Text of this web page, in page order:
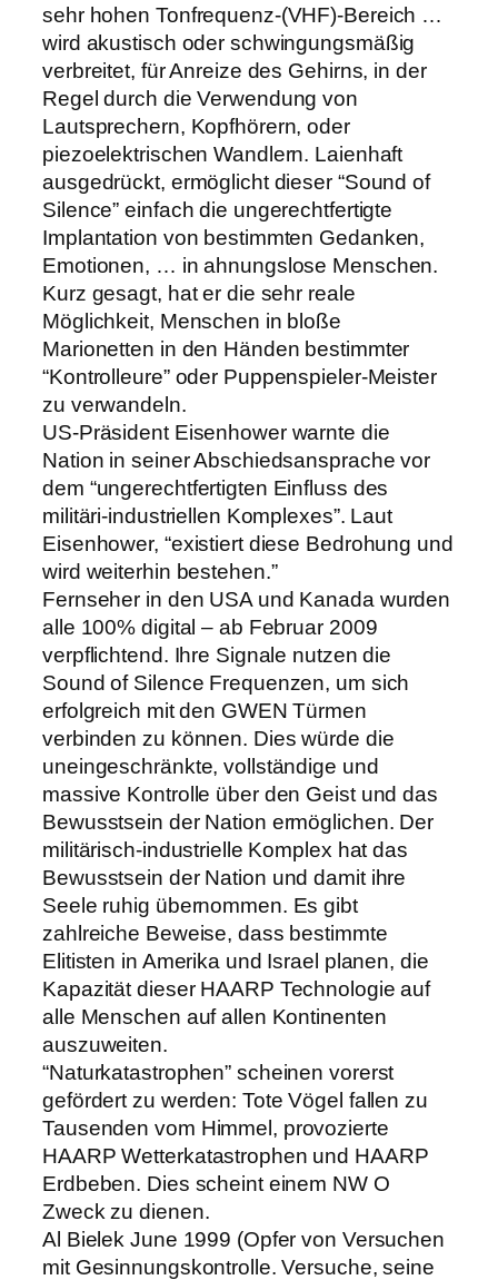
sehr hohen Tonfrequenz-(VHF)-Bereich …
wird akustisch oder schwingungsmäßig
verbreitet, für Anreize des Gehirns, in der
Regel durch die Verwendung von
Lautsprechern, Kopfhörern, oder
piezoelektrischen Wandlern. Laienhaft
ausgedrückt, ermöglicht dieser “Sound of
Silence” einfach die ungerechtfertigte
Implantation von bestimmten Gedanken,
Emotionen, … in ahnungslose Menschen.
Kurz gesagt, hat er die sehr reale
Möglichkeit, Menschen in bloße
Marionetten in den Händen bestimmter
“Kontrolleure” oder Puppenspieler-Meister
zu verwandeln.
US-Präsident Eisenhower warnte die
Nation in seiner Abschiedsansprache vor
dem “ungerechtfertigten Einfluss des
militäri-industriellen Komplexes”. Laut
Eisenhower, “existiert diese Bedrohung und
wird weiterhin bestehen.”
Fernseher in den USA und Kanada wurden
alle 100% digital – ab Februar 2009
verpflichtend. Ihre Signale nutzen die
Sound of Silence Frequenzen, um sich
erfolgreich mit den GWEN Türmen
verbinden zu können. Dies würde die
uneingeschränkte, vollständige und
massive Kontrolle über den Geist und das
Bewusstsein der Nation ermöglichen. Der
militärisch-industrielle Komplex hat das
Bewusstsein der Nation und damit ihre
Seele ruhig übernommen. Es gibt
zahlreiche Beweise, dass bestimmte
Elitisten in Amerika und Israel planen, die
Kapazität dieser HAARP Technologie auf
alle Menschen auf allen Kontinenten
auszuweiten.
“Naturkatastrophen” scheinen vorerst
gefördert zu werden: Tote Vögel fallen zu
Tausenden vom Himmel, provozierte
HAARP Wetterkatastrophen und HAARP
Erdbeben. Dies scheint einem NW O
Zweck zu dienen.
Al Bielek June 1999 (Opfer von Versuchen
mit Gesinnungskontrolle. Versuche, seine